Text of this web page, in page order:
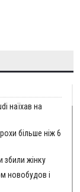
наїхав на
більше ніж 6
збили жінку
новобудов і